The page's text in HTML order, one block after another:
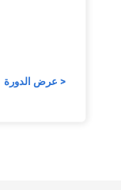
عرض الدورة >